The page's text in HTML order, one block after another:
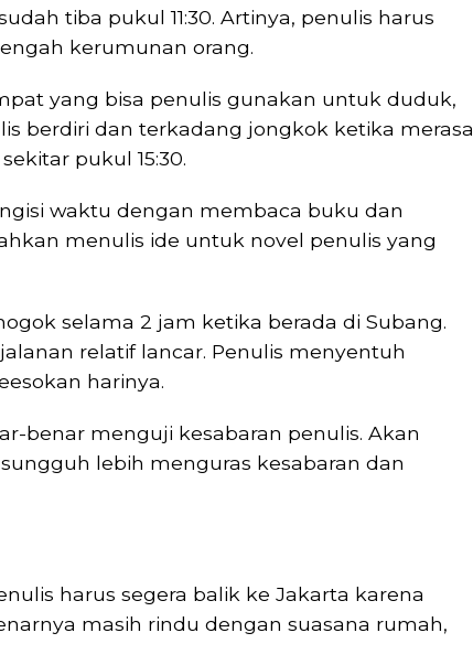
tiba pukul 11:30. Artinya, penulis harus
kerumunan orang.
yang bisa penulis gunakan untuk duduk,
berdiri dan terkadang jongkok ketika merasa
pukul 15:30.
waktu dengan membaca buku dan
menulis ide untuk novel penulis yang
selama 2 jam ketika berada di Subang.
relatif lancar. Penulis menyentuh
harinya.
benar menguji kesabaran penulis. Akan
lebih menguras kesabaran dan
harus segera balik ke Jakarta karena
masih rindu dengan suasana rumah,